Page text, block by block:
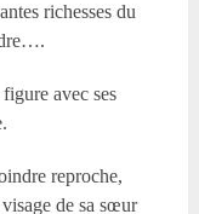
richesses du
avec ses
reproche,
de sa sœur